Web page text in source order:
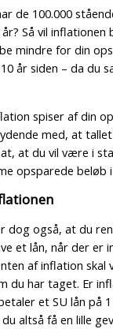
de 100.000
Så vil inflationen
mindre for din
år siden – da du
spiser af din
med, at
at du vil være i
opsparede beløb
dog også, at du
et lån, når der er
af inflation skal
du har taget. Er
et SU lån på
altså få en lille